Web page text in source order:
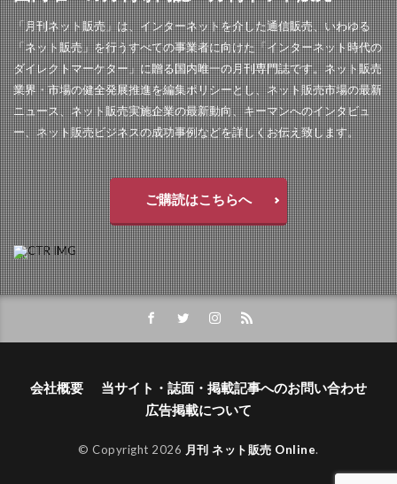
「月刊ネット販売」は、インターネットを介した通信販売、いわゆる
「ネット販売」を行うすべての事業者に向けた「インターネット時代の
ダイレクトマーケター」に贈る国内唯一の月刊専門誌です。ネット販売
業界・市場の健全発展推進を編集ポリシーとし、ネット販売市場の最新
ニュース、ネット販売実施企業の最新動向、キーマンへのインタビュ
ー、ネット販売ビジネスの成功事例などを詳しくお伝え致します。
ご購読はこちらへ
会社概要
当サイト・誌面・掲載記事へのお問い合わせ
広告掲載について
© Copyright 2026 月刊 ネット販売 Online.